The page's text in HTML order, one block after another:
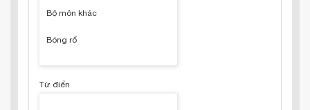
Bộ môn khác
Bóng rổ
Từ điển